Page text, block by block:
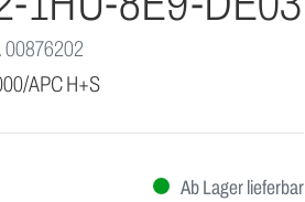
00876202
APC H+S
Ab Lager lieferbar